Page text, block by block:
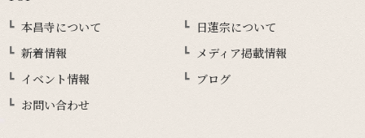
本昌寺について
日蓮宗について
新着情報
メディア掲載情報
イベント情報
ブログ
お問い合わせ